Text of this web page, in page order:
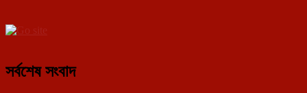
সর্বশেষ সংবাদ